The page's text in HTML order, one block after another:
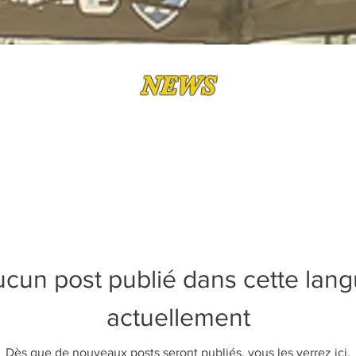
NEWS
post publié dans cette
actuellement
Dès que de nouveaux posts seront publiés, vous les verrez ici.